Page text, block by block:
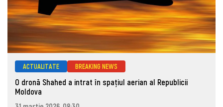
ACTUALITATE BREAKING NEWS
O dronă Shahed a intrat în spațiul aerian al Republicii
Moldova